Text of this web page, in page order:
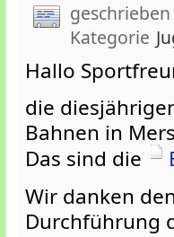
Kategorie
Hallo
die
Bahnen in
Das sind die
Wir danken
Durchführung